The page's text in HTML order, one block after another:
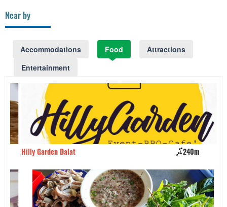
Near by
Accommodations Food
Attractions
Entertainment
Hilly Garden Dalat 240m